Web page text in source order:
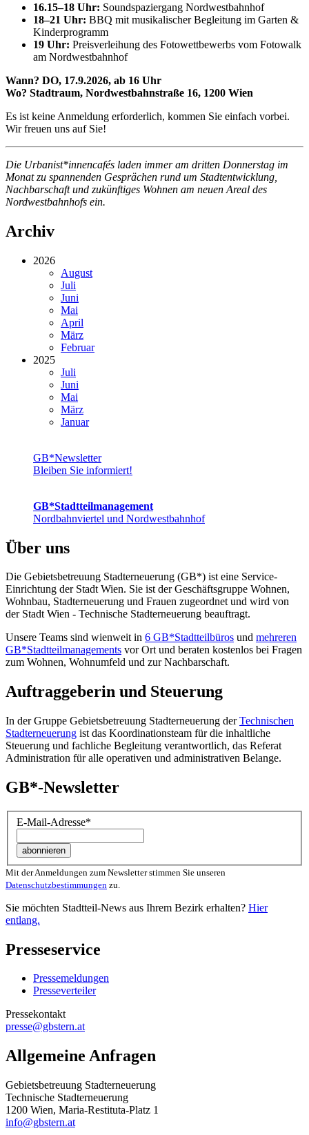
16.15–18 Uhr: Soundspaziergang Nordwestbahnhof
18–21 Uhr: BBQ mit musikalischer Begleitung im Garten &
Kinderprogramm
19 Uhr: Preisverleihung des Fotowettbewerbs vom Fotowalk
am Nordwestbahnhof
Wann? DO, 17.9.2026, ab 16 Uhr
Wo? Stadtraum, Nordwestbahnstraße 16, 1200 Wien
Es ist keine Anmeldung erforderlich, kommen Sie einfach vorbei.
Wir freuen uns auf Sie!
Die Urbanist*innencafés laden immer am dritten Donnerstag im
Monat zu spannenden Gesprächen rund um Stadtentwicklung,
Nachbarschaft und zukünftiges Wohnen am neuen Areal des
Nordwestbahnhofs ein.
Archiv
2026
August
Juli
Juni
Mai
April
März
Februar
2025
Juli
Juni
Mai
März
Januar
GB*Newsletter
Bleiben Sie informiert!
GB*Stadt­teil­ma­na­gement
Nordbahn­viertel und Nordwest­bahnhof
Über uns
Die Gebietsbetreuung Stadterneuerung (GB*) ist eine Service-
Einrichtung der Stadt Wien. Sie ist der Geschäfts­gruppe Wohnen,
Wohnbau, Stadt­erneuerung und Frauen zugeordnet und wird von
der Stadt Wien - Technische Stadterneuerung beauftragt.
Unsere Teams sind wienweit in 6 GB*Stadtteilbüros und mehreren
GB*Stadtteilmanagements vor Ort und beraten kostenlos bei Fragen
zum Wohnen, Wohnumfeld und zur Nachbarschaft.
Auftraggeberin und Steuerung
In der Gruppe Gebietsbetreuung Stadterneuerung derTechnischen
Stadterneuerung ist das Koordinationsteam für die inhaltliche
Steuerung und fachliche Begleitung verantwortlich, das Referat
Administration für alle operativen und administrativen Belange.
GB*-Newsletter
E-Mail-Adresse*
Mit der Anmeldungen zum Newsletter stimmen Sie unseren
Datenschutzbestimmungen zu.
Sie möchten Stadtteil-News aus Ihrem Bezirk erhalten? Hier
entlang.
Presseservice
Pressemeldungen
Presseverteiler
Pressekontakt
presse@gbstern.at
Allgemeine Anfragen
Gebietsbetreuung Stadterneuerung
Technische Stadterneuerung
1200 Wien, Maria-Restituta-Platz 1
info@gbstern.at